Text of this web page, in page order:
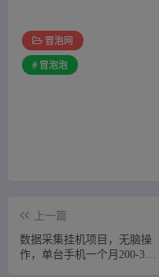
冒泡网
# 冒泡泡
上一篇
数据采集挂机项目，无脑操
作，单台手机一个月200-300